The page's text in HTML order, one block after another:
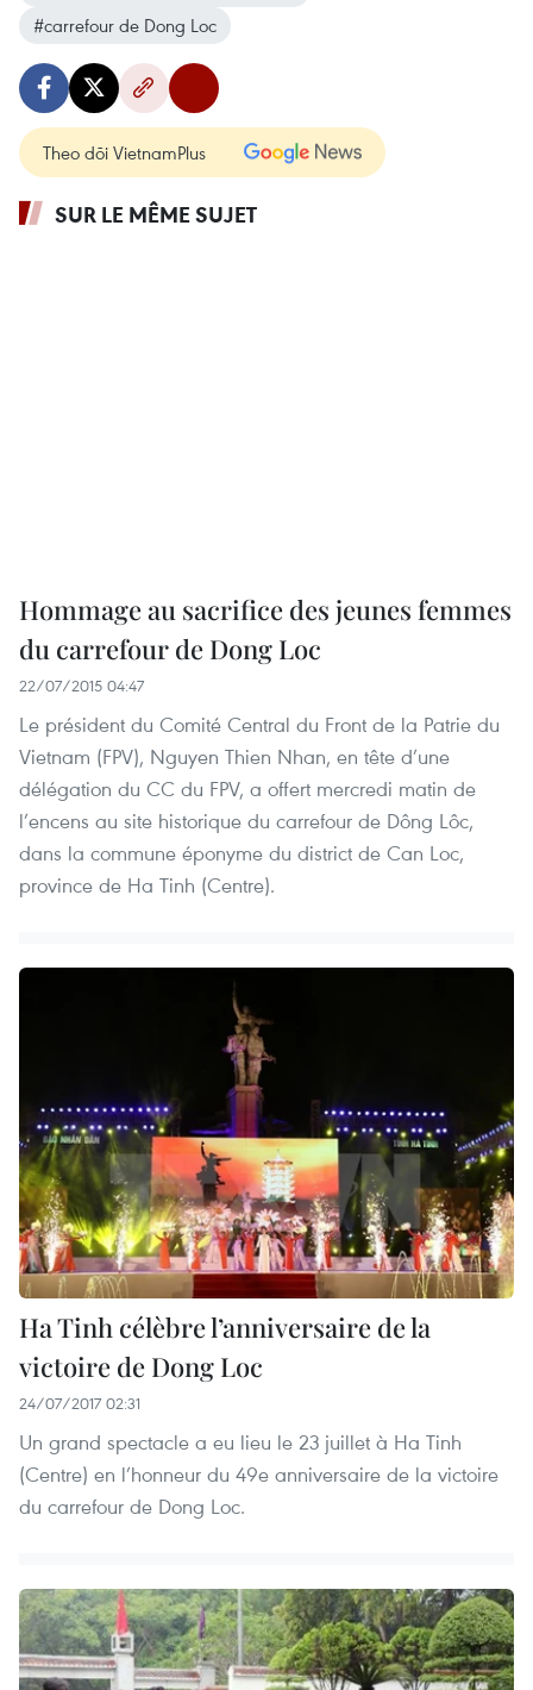
#carrefour de Dong Loc
Theo dõi VietnamPlus
SUR LE MÊME SUJET
Hommage au sacrifice des jeunes femmes
du carrefour de Dong Loc
22/07/2015 04:47
Le président du Comité Central du Front de la Patrie du
Vietnam (FPV), Nguyen Thien Nhan, en tête d’une
délégation du CC du FPV, a offert mercredi matin de
l’encens au site historique du carrefour de Dông Lôc,
dans la commune éponyme du district de Can Loc,
province de Ha Tinh (Centre).
Ha Tinh célèbre l’anniversaire de la
victoire de Dong Loc
24/07/2017 02:31
Un grand spectacle a eu lieu le 23 juillet à Ha Tinh
(Centre) en l’honneur du 49e anniversaire de la victoire
du carrefour de Dong Loc.